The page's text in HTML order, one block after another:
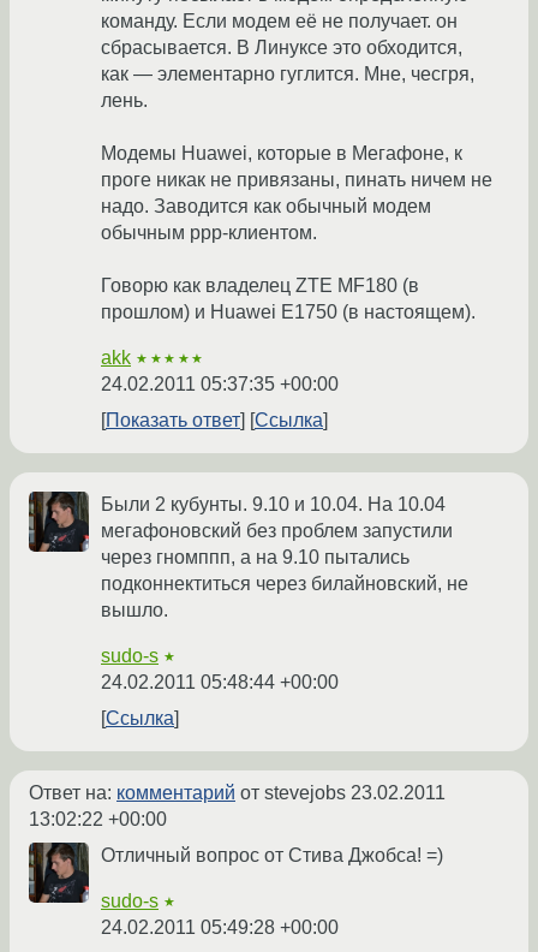
команду. Если модем её не получает. он
сбрасывается. В Линуксе это обходится,
как — элементарно гуглится. Мне, чесгря,
лень.
Модемы Huawei, которые в Мегафоне, к
проге никак не привязаны, пинать ничем не
надо. Заводится как обычный модем
обычным ppp-клиентом.
Говорю как владелец ZTE MF180 (в
прошлом) и Huawei E1750 (в настоящем).
akk ★★★★★
24.02.2011 05:37:35 +00:00
Показать ответ
Ссылка
Были 2 кубунты. 9.10 и 10.04. На 10.04
мегафоновский без проблем запустили
через гномппп, а на 9.10 пытались
подконнектиться через билайновский, не
вышло.
sudo-s ★
24.02.2011 05:48:44 +00:00
Ссылка
Ответ на: комментарий от stevejobs 23.02.2011
13:02:22 +00:00
Отличный вопрос от Стива Джобса! =)
sudo-s ★
24.02.2011 05:49:28 +00:00